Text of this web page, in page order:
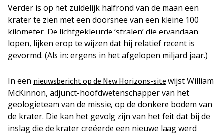
Verder is op het zuidelijk halfrond van de maan een
krater te zien met een doorsnee van een kleine 100
kilometer. De lichtgekleurde ‘stralen’ die ervandaan
lopen, lijken erop te wijzen dat hij relatief recent is
gevormd. (Als in: ergens in het afgelopen miljard jaar.)
In een nieuwsbericht op de New Horizons-site wijst William
McKinnon, adjunct-hoofdwetenschapper van het
geologieteam van de missie, op de donkere bodem van
de krater. Die kan het gevolg zijn van het feit dat bij de
inslag die de krater creëerde een nieuwe laag werd